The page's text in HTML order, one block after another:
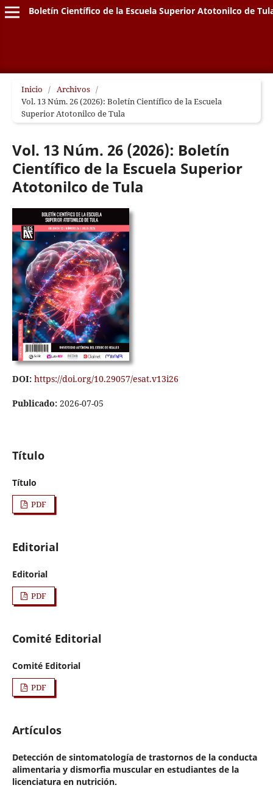
Boletín Científico de la Escuela Superior Atotonilco de
Inicio / Archivos /
Vol. 13 Núm. 26 (2026): Boletín Científico de la Escuela
Superior Atotonilco de Tula
Vol. 13 Núm. 26 (2026): Boletín
Científico de la Escuela Superior
Atotonilco de Tula
DOI: https://doi.org/10.29057/esat.v13i26
Publicado: 2026-07-05
Título
Título
PDF
Editorial
Editorial
PDF
Comité Editorial
Comité Editorial
PDF
Artículos
Detección de sintomatología de trastornos de la conducta
alimentaria y dismorfia muscular en estudiantes de la
licenciatura en nutrición.